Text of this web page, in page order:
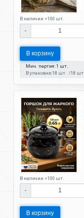
В наличии >100 шт.
-
В корзину
Мин. партия: 1 шт.
В упаковке:18 шт. 18 шт.
В наличии >100 шт.
-
В корзину